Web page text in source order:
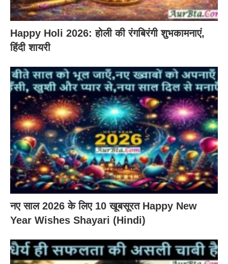
Happy Holi 2026: होली की रंगबिरंगी शुभकामनाएं,
हिंदी शायरी
नए साल 2026 के लिए 10 खूबसूरत Happy New
Year Wishes Shayari (Hindi)